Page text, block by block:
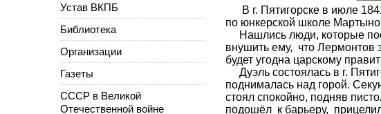
В г. Пятигорске в июле
по юнкерской школе
Нашлись люди, которые
внушить ему, что Лермонтов
будет угодна царскому
Дуэль состоялась в г.
поднималась над горой.
стоял спокойно, подняв
подошёл к барьеру,
Устав ВКПБ
Библиотека
Организации
Газеты
СССР в Великой
Отечественной войне